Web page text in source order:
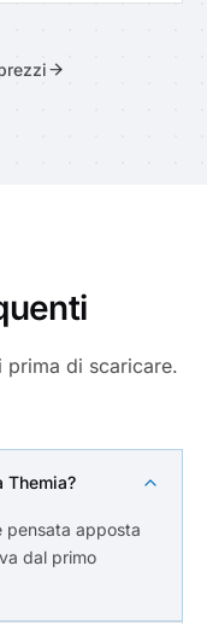
prima di scaricare.
Themia?
pensata apposta
dal primo